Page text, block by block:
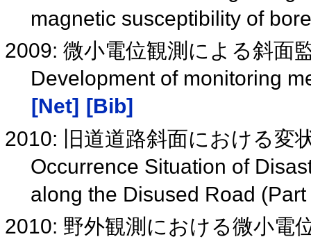
magnetic susceptibility of
2009: 微小電位観測による斜面
Development of monitoring
[Net]
[Bib]
2010: 旧道道路斜面における変
Occurrence Situation of
along the Disused Road
2010: 野外観測における微小電